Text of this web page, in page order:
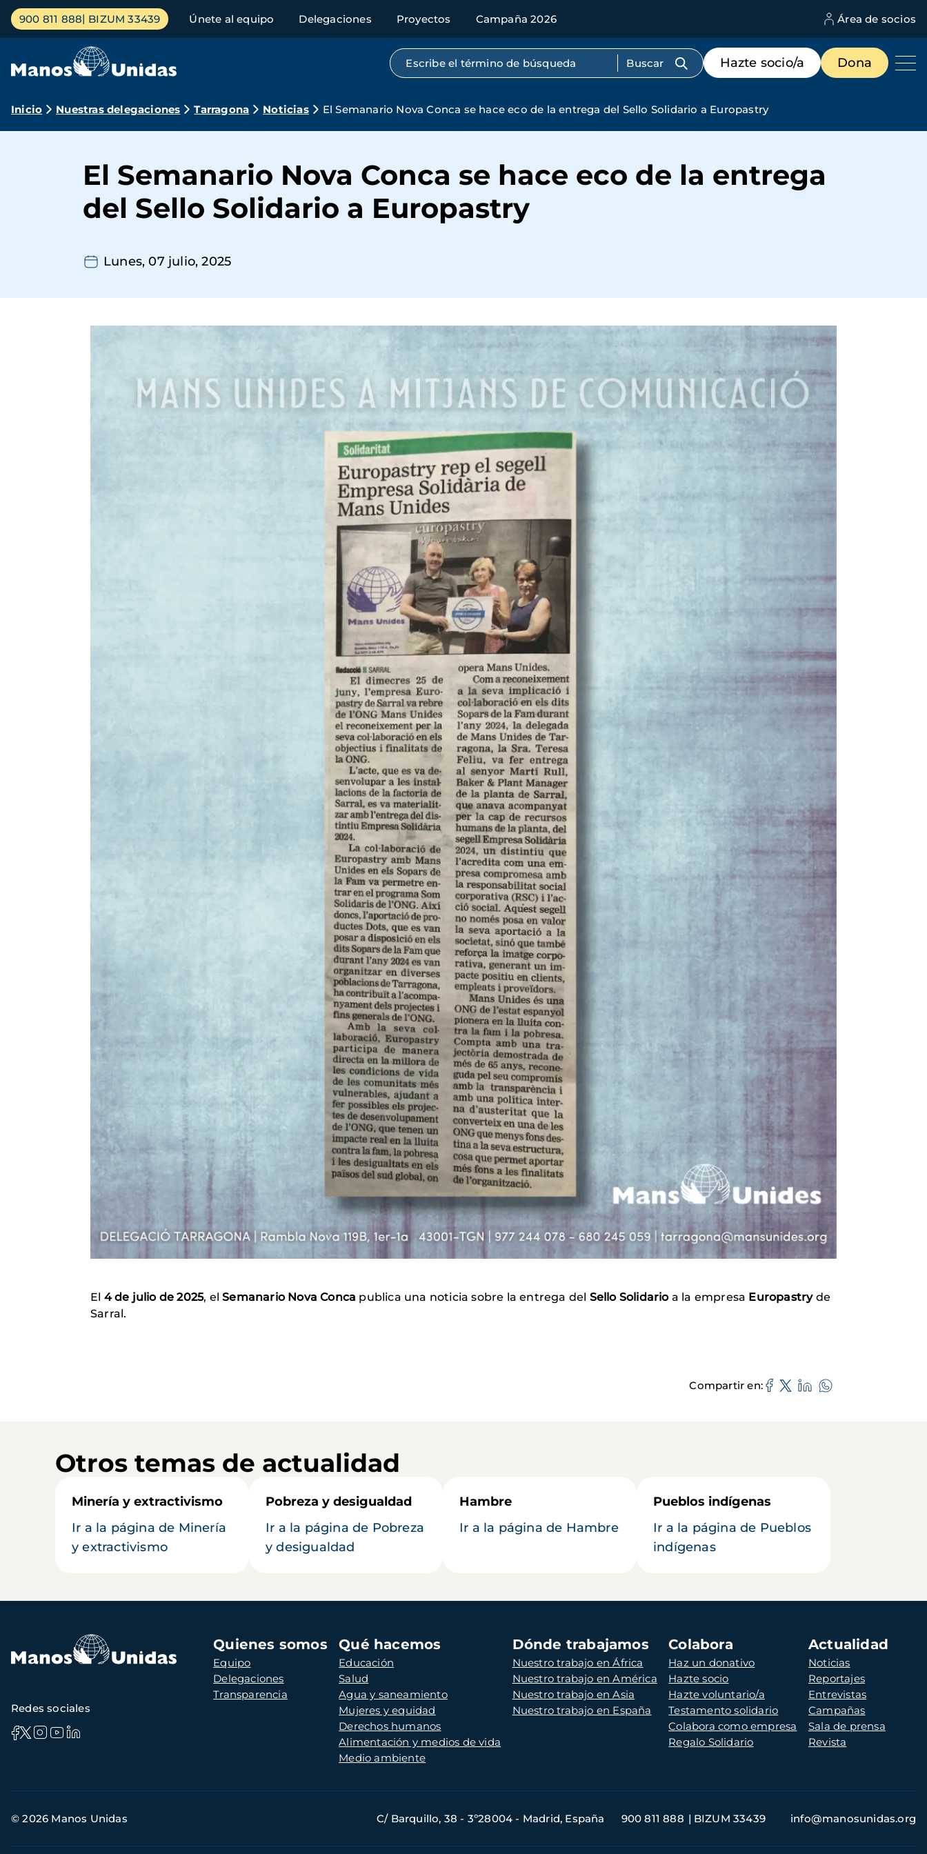
Pasar
contenido
Menú
principal
900 811 888 BIZUM 33439 Únete al equipo Delegaciones Proyectos Campaña 2026 Área de socios
Búsqueda por texto completo
Menú
de
destacados
Hazte socio/a Dona
Ruta
navegación
Inicio Nuestras delegaciones Tarragona Noticias El Semanario Nova Conca se hace eco de la entrega del Sello Solidario a Europastry
El Semanario Nova Conca se hace eco de la entrega
del Sello Solidario a Europastry
Lunes, 07 julio, 2025
El 4 de julio de 2025, elSemanario Nova Conca publica una noticia sobre la entrega del Sello Solidarioa la empresa Europastry de
Sarral.
Compartir en
Otros temas de actualidad
Minería y extractivismo
Ir a la página de Minería
y extractivismo
Pobreza y desigualdad
Ir a la página de Pobreza
y desigualdad
Hambre
Ir a la página de Hambre
Pueblos indígenas
Ir a la página de Pueblos
indígenas
Navegación
principal
Quienes somos
Equipo
Delegaciones
Transparencia
Qué hacemos
Educación
Salud
Agua y saneamiento
Mujeres y equidad
Derechos humanos
Alimentación y medios de vida
Medio ambiente
Dónde trabajamos
Nuestro trabajo en África
Nuestro trabajo en América
Nuestro trabajo en Asia
Nuestro trabajo en España
Colabora
Haz un donativo
Hazte socio
Hazte voluntario/a
Testamento solidario
Colabora como empresa
Regalo Solidario
Actualidad
Noticias
Reportajes
Entrevistas
Campañas
Sala de prensa
Revista
Redes sociales
de
© 2026 Manos Unidas C/ Barquillo, 38 - 3º28004 - Madrid, España 900 811 888 BIZUM 33439 info@manosunidas.org